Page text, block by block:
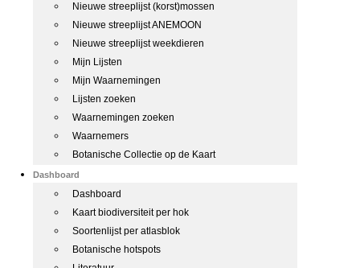
Nieuwe streeplijst (korst)mossen
Nieuwe streeplijst ANEMOON
Nieuwe streeplijst weekdieren
Mijn Lijsten
Mijn Waarnemingen
Lijsten zoeken
Waarnemingen zoeken
Waarnemers
Botanische Collectie op de Kaart
Dashboard
Dashboard
Kaart biodiversiteit per hok
Soortenlijst per atlasblok
Botanische hotspots